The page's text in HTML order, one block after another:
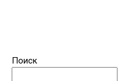
Поиск